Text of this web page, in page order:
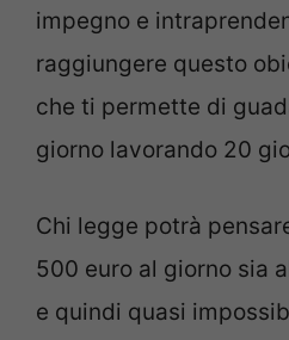
impegno e
raggiungere questo
che ti permette di
giorno lavorando 20
Chi legge potrà
500 euro al giorno sia
e quindi quasi